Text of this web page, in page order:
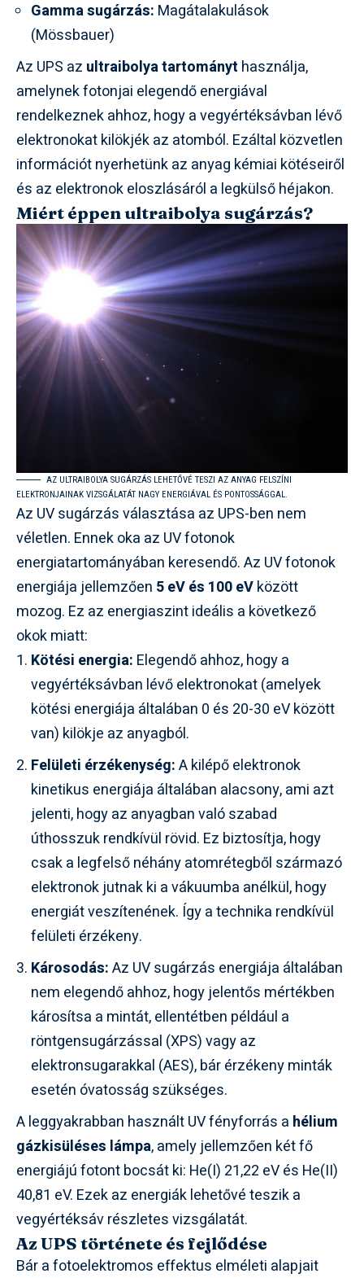
Gamma sugárzás: Magátalakulások
(Mössbauer)
Az UPS az ultraibolya tartományt használja,
amelynek fotonjai elegendő energiával
rendelkeznek ahhoz, hogy a vegyértéksávban lévő
elektronokat kilökjék az atomból. Ezáltal közvetlen
információt nyerhetünk az anyag kémiai kötéseiről
és az elektronok eloszlásáról a legkülső héjakon.
Miért éppen ultraibolya sugárzás?
AZ ULTRAIBOLYA SUGÁRZÁS LEHETŐVÉ TESZI AZ ANYAG FELSZÍNI
ELEKTRONJAINAK VIZSGÁLATÁT NAGY ENERGIÁVAL ÉS PONTOSSÁGGAL.
Az UV sugárzás választása az UPS-ben nem
véletlen. Ennek oka az UV fotonok
energiatartományában keresendő. Az UV fotonok
energiája jellemzően 5 eV és 100 eVközött
mozog. Ez az energiaszint ideális a következő
okok miatt:
Kötési energia: Elegendő ahhoz, hogy a
vegyértéksávban lévő elektronokat (amelyek
kötési energiája általában 0 és 20-30 eV között
van) kilökje az anyagból.
Felületi érzékenység:A kilépő elektronok
kinetikus energiája általában alacsony, ami azt
jelenti, hogy az anyagban való szabad
úthosszuk rendkívül rövid. Ez biztosítja, hogy
csak a legfelső néhány atomrétegből származó
elektronok jutnak ki a vákuumba anélkül, hogy
energiát veszítenének. Így a technika rendkívül
felületi érzékeny.
Károsodás:Az UV sugárzás energiája általában
nem elegendő ahhoz, hogy jelentős mértékben
károsítsa a mintát, ellentétben például a
röntgensugárzással (XPS) vagy az
elektronsugarakkal (AES), bár érzékeny minták
esetén óvatosság szükséges.
A leggyakrabban használt UV fényforrás a hélium
gázkisüléses lámpa, amely jellemzően két fő
energiájú fotont bocsát ki: He(I) 21,22 eV és He(II)
40,81 eV. Ezek az energiák lehetővé teszik a
vegyértéksáv részletes vizsgálatát.
Az UPS története és fejlődése
Bár a fotoelektromos effektus elméleti alapjait